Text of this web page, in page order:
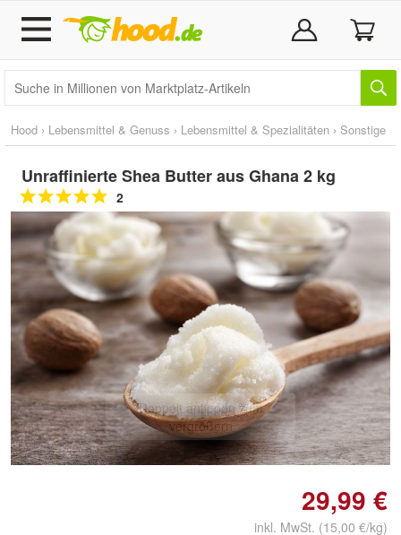
Hood › Lebensmittel & Genuss › Lebensmittel & Spezialitäten › Sonstige
Unraffinierte Shea Butter aus Ghana 2 kg
2
Doppelt antippen zum
vergrößern
29,99 €
inkl. MwSt. (15,00 €/kg)